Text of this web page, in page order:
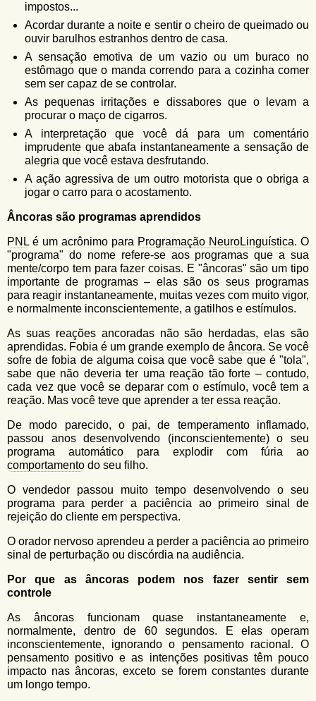
impostos...
Acordar durante a noite e sentir o cheiro de queimado ou
ouvir barulhos estranhos dentro de casa.
A sensação emotiva de um vazio ou um buraco no
estômago que o manda correndo para a cozinha comer
sem ser capaz de se controlar.
As pequenas irritações e dissabores que o levam a
procurar o maço de cigarros.
A interpretação que você dá para um comentário
imprudente que abafa instantaneamente a sensação de
alegria que você estava desfrutando.
A ação agressiva de um outro motorista que o obriga a
jogar o carro para o acostamento.
Âncoras são programas aprendidos
PNL é um acrônimo para Programação NeuroLinguística. O
"programa" do nome refere-se aos programas que a sua
mente/corpo tem para fazer coisas. E "âncoras" são um tipo
importante de programas – elas são os seus programas
para reagir instantaneamente, muitas vezes com muito vigor,
e normalmente inconscientemente, a gatilhos e estímulos.
As suas reações ancoradas não são herdadas, elas são
aprendidas. Fobia é um grande exemplo de âncora. Se você
sofre de fobia de alguma coisa que você sabe que é "tola",
sabe que não deveria ter uma reação tão forte – contudo,
cada vez que você se deparar com o estímulo, você tem a
reação. Mas você teve que aprender a ter essa reação.
De modo parecido, o pai, de temperamento inflamado,
passou anos desenvolvendo (inconscientemente) o seu
programa automático para explodir com fúria ao
comportamento do seu filho.
O vendedor passou muito tempo desenvolvendo o seu
programa para perder a paciência ao primeiro sinal de
rejeição do cliente em perspectiva.
O orador nervoso aprendeu a perder a paciência ao primeiro
sinal de perturbação ou discórdia na audiência.
Por que as âncoras podem nos fazer sentir sem
controle
As âncoras funcionam quase instantaneamente e,
normalmente, dentro de 60 segundos. E elas operam
inconscientemente, ignorando o pensamento racional. O
pensamento positivo e as intenções positivas têm pouco
impacto nas âncoras, exceto se forem constantes durante
um longo tempo.